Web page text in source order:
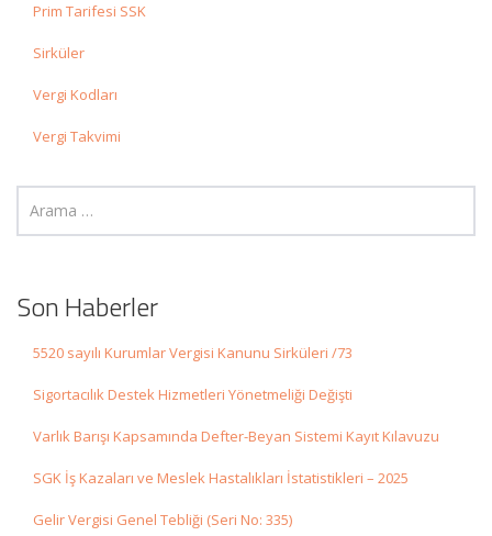
Prim Tarifesi SSK
Sirküler
Vergi Kodları
Vergi Takvimi
Son Haberler
5520 sayılı Kurumlar Vergisi Kanunu Sirküleri /73
Sigortacılık Destek Hizmetleri Yönetmeliği Değişti
Varlık Barışı Kapsamında Defter-Beyan Sistemi Kayıt Kılavuzu
SGK İş Kazaları ve Meslek Hastalıkları İstatistikleri – 2025
Gelir Vergisi Genel Tebliği (Seri No: 335)